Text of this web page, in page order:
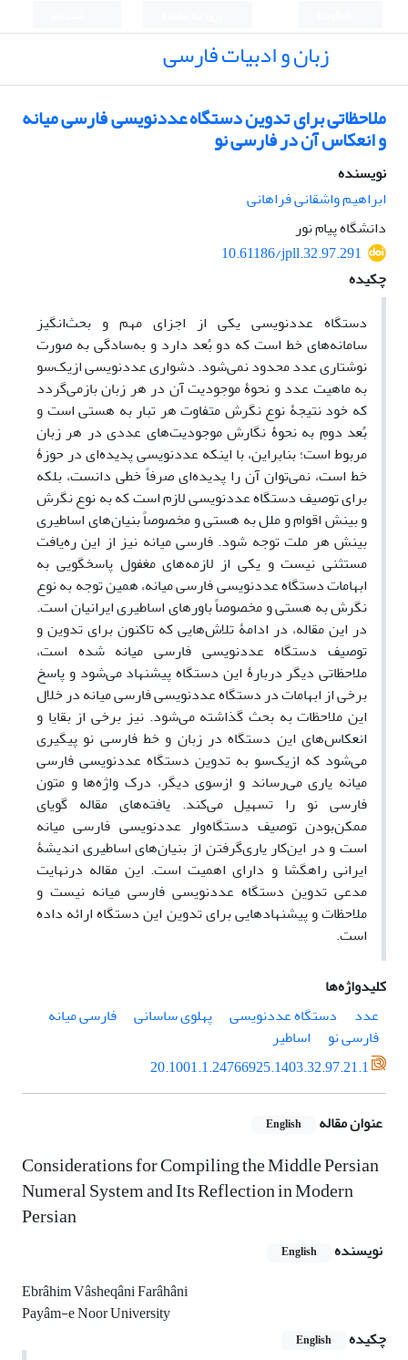
زبان و ادبیات فارسی
ملاحظاتی برای تدوین دستگاه عددنویسی فارسی میانه
و انعکاس آن در فارسی نو
نویسنده
ابراهیم واشقانی فراهانی
دانشگاه پیام نور
10.61186/jpll.32.97.291
چکیده
دستگاه عددنویسی یکی از اجزای مهم و بحث‌انگیز
سامانه‌های خط است که دو بُعد دارد و به‌سادگی به صورت
نوشتاری عدد محدود نمی‌شود. دشواری عددنویسی ازیک‌سو
به ماهیت عدد و نحوۀ موجودیت آن در هر زبان بازمی‌گردد
که خود نتیجۀ نوع نگرش متفاوت هر تبار به هستی است و
بُعد دومِ به نحوۀ نگارش موجودیت‌های عددی در هر زبان
مربوط است؛ بنابراین، با اینکه عددنویسی پدیده‌ای در حوزۀ
خط است، نمی‌توان آن را پدیده‌ای صرفاً خطی دانست، بلکه
برای توصیف دستگاه عددنویسی لازم است که به نوع نگرش
و بینش اقوام و ملل به هستی و مخصوصاً بنیان‌های اساطیری
بینش هر ملت توجه شود. فارسی میانه نیز از این ره‌یافت
مستثنی نیست و یکی از لازمه‌های مغفول پاسخگویی به
ابهامات دستگاه عددنویسی فارسی میانه، همین توجه به نوع
نگرش به هستی و مخصوصاً باورهای اساطیری ایرانیان است.
در این مقاله، در ادامۀ تلاش‌هایی که تاکنون برای تدوین و
توصیف دستگاه عددنویسی فارسی میانه شده ‌است،
ملاحظاتی دیگر دربارۀ این دستگاه پیشنهاد می‌شود و پاسخ
برخی از ابهامات در دستگاه عددنویسی فارسی میانه در خلال
این ملاحظات به بحث گذاشته می‌شود. نیز برخی از بقایا و
انعکاس‌های این دستگاه در زبان و خط فارسی نو پیگیری
می‌شود که ازیک‌سو به تدوین دستگاه عددنویسی فارسی
میانه یاری می‌رساند و ازسوی دیگر، درک واژه‌ها و متون
فارسی نو را تسهیل می‌کند. یافته‌های مقاله گویای
ممکن‌بودن توصیف دستگاه‌وار عددنویسی فارسی میانه
است و در این‌کار یاری‌گرفتن از بنیان‌های اساطیری اندیشۀ
ایرانی راهگشا و دارای اهمیت است. این مقاله درنهایت
مدعی تدوین دستگاه عددنویسی فارسی میانه نیست و
ملاحظات و پیشنهادهایی برای تدوین این دستگاه ارائه داده
است.
کلیدواژه‌ها
عدد
دستگاه عددنویسی پهلوی ساسانی
فارسی میانه
فارسی نو
اساطیر
20.1001.1.24766925.1403.32.97.21.1
عنوان مقاله English
Considerations for Compiling the Middle Persian
Numeral System and Its Reflection in Modern
Persian
نویسنده English
Ebrâhim Vâsheqâni Farâhâni
Payâm-e Noor University
چکیده
English